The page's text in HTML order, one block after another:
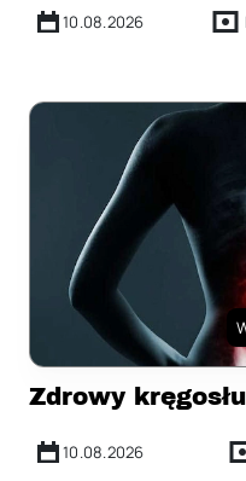
10.08.2026
Zdrowy
10.08.2026